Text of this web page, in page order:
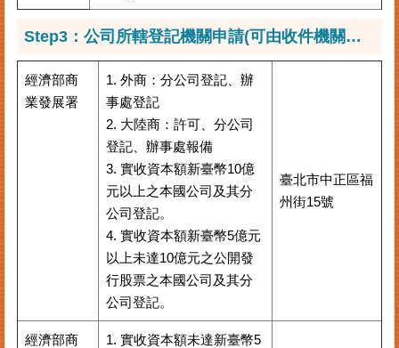
答
Step3：公司所轄登記機關申請(可由收件機關代收轉送正確之申登機關)
經濟部商
業發展署
1. 外商：分公司登記、辦
事處登記
2. 大陸商：許可、分公司
登記、辦事處報備
3. 實收資本額新臺幣10億
元以上之本國公司及其分
公司登記。
4. 實收資本額新臺幣5億元
以上未達10億元之公開發
行股票之本國公司及其分
公司登記。
臺北市中正區福
州街15號
經濟部商
1. 實收資本額未達新臺幣5